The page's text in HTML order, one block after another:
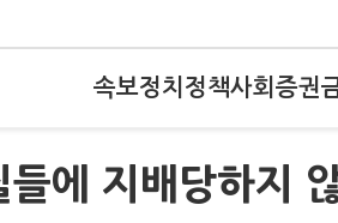
속보정치 정책사회 증권
에 지배당하지